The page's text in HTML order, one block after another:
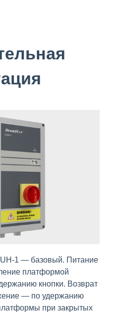
1 — базовый. Питание
платформой
кнопки. Возврат
— по удержанию
при закрытых